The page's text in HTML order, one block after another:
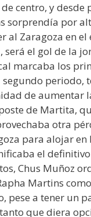
centro, y desde
sorprendía por
al Zaragoza en el
será el gol de la
marcaba los
segundo periodo,
de aumentar
de Martita,
otra
para alojar en
el definitivo
Chus Muñoz
Martins
pese a tener un
que diera